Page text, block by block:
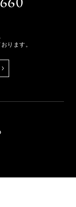
ります。